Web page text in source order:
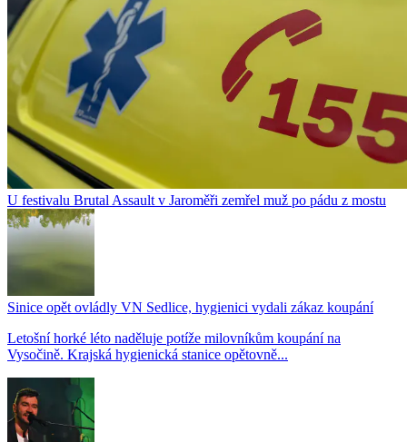
U festivalu Brutal Assault v Jaroměři zemřel muž po pádu z mostu
Sinice opět ovládly VN Sedlice, hygienici vydali zákaz koupání
Letošní horké léto naděluje potíže milovníkům koupání na
Vysočině. Krajská hygienická stanice opětovně...